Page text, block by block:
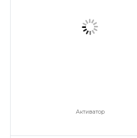
Активатор